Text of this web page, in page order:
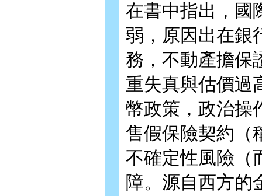
在書中指出，國
弱，原因出在銀
務，不動產擔保
重失真與估價過
幣政策，政治操
售假保險契約（
不確定性風險（
障。源自西方的